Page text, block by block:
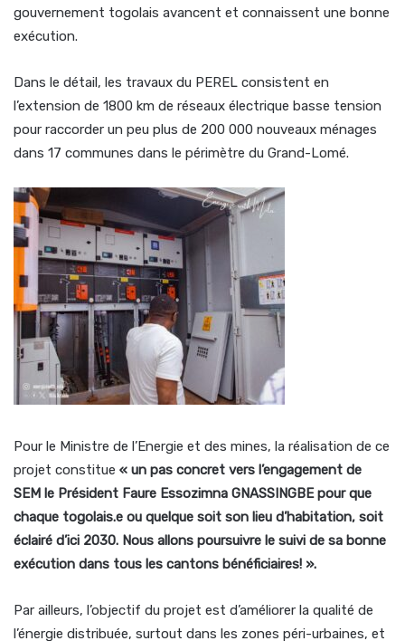
gouvernement togolais avancent et connaissent une bonne
exécution.
Dans le détail, les travaux du PEREL consistent en
l’extension de 1800 km de réseaux électrique basse tension
pour raccorder un peu plus de 200 000 nouveaux ménages
dans 17 communes dans le périmètre du Grand-Lomé.
Pour le Ministre de l’Energie et des mines, la réalisation de ce
projet constitue « un pas concret vers l’engagement de
SEM le Président Faure Essozimna GNASSINGBE pour que
chaque togolais.e ou quelque soit son lieu d’habitation, soit
éclairé d’ici 2030. Nous allons poursuivre le suivi de sa bonne
exécution dans tous les cantons bénéficiaires! ».
Par ailleurs, l’objectif du projet est d’améliorer la qualité de
l’énergie distribuée, surtout dans les zones péri-urbaines, et